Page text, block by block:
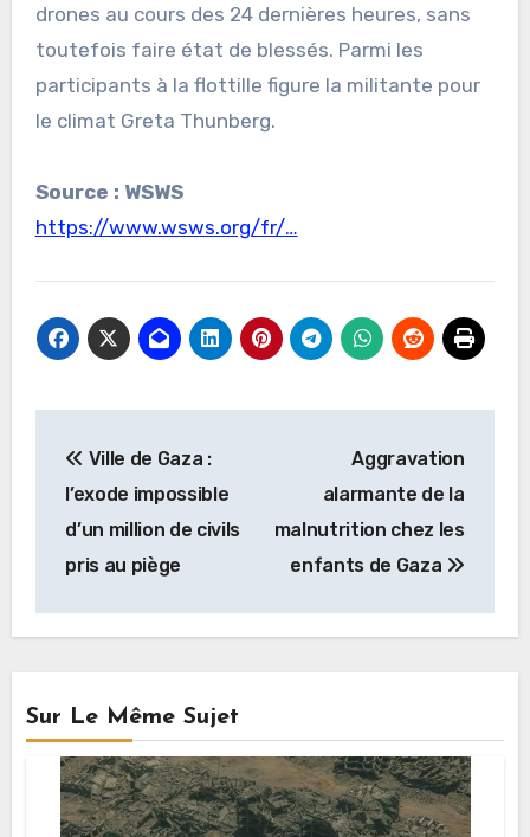
drones au cours des 24 dernières heures, sans
toutefois faire état de blessés. Parmi les
participants à la flottille figure la militante pour
le climat Greta Thunberg.
Source : WSWS
https://www.wsws.org/fr/…
de
l’article
Ville de Gaza :
l’exode impossible
d’un million de civils
pris au piège
Aggravation
alarmante de la
malnutrition chez les
enfants de Gaza
Sur Le Même Sujet